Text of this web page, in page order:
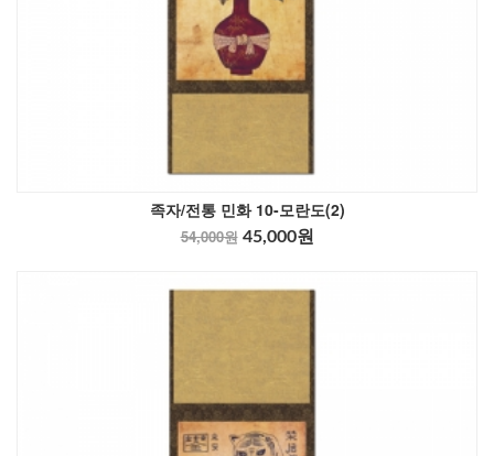
족자/전통 민화 10-모란도(2)
54,000원 45,000원